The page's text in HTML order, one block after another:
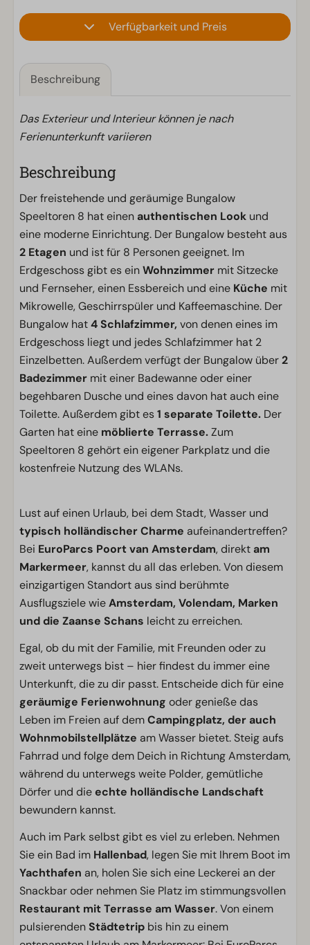
Verfügbarkeit und Preis
Beschreibung
Das Exterieur und Interieur können je nach
Ferienunterkunft variieren
Beschreibung
Der freistehende und geräumige Bungalow
Speeltoren 8 hat einen authentischen Look und
eine moderne Einrichtung. Der Bungalow besteht aus
2 Etagen und ist für 8 Personen geeignet. Im
Erdgeschoss gibt es einWohnzimmer mit Sitzecke
und Fernseher, einen Essbereich und eine Küche mit
Mikrowelle, Geschirrspüler und Kaffeemaschine. Der
Bungalow hat4 Schlafzimmer, von denen eines im
Erdgeschoss liegt und jedes Schlafzimmer hat 2
Einzelbetten. Außerdem verfügt der Bungalow über2
Badezimmer mit einer Badewanne oder einer
begehbaren Dusche und eines davon hat auch eine
Toilette. Außerdem gibt es1 separate Toilette. Der
Garten hat eine möblierte Terrasse.Zum
Speeltoren 8 gehört ein eigener Parkplatz und die
kostenfreie Nutzung des WLANs.
Lust auf einen Urlaub, bei dem Stadt, Wasser und
typisch holländischer Charme aufeinandertreffen?
Bei EuroParcs Poort van Amsterdam, direkt am
Markermeer, kannst du all das erleben. Von diesem
einzigartigen Standort aus sind berühmte
Ausflugsziele wieAmsterdam, Volendam, Marken
und die Zaanse Schans leicht zu erreichen.
Egal, ob du mit der Familie, mit Freunden oder zu
zweit unterwegs bist – hier findest du immer eine
Unterkunft, die zu dir passt. Entscheide dich für eine
geräumige Ferienwohnung oder genieße das
Leben im Freien auf demCampingplatz, der auch
Wohnmobilstellplätze am Wasser bietet. Steig aufs
Fahrrad und folge dem Deich in Richtung Amsterdam,
während du unterwegs weite Polder, gemütliche
Dörfer und dieechte holländische Landschaft
bewundern kannst.
Auch im Park selbst gibt es viel zu erleben. Nehmen
Sie ein Bad im Hallenbad, legen Sie mit Ihrem Boot im
Yachthafen an, holen Sie sich eine Leckerei an der
Snackbar oder nehmen Sie Platz im stimmungsvollen
Restaurant mit Terrasse am Wasser. Von einem
pulsierenden Städtetrip bis hin zu einem